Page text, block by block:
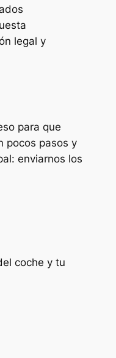
legal y
para que
pocos pasos y
enviarnos los
coche y tu